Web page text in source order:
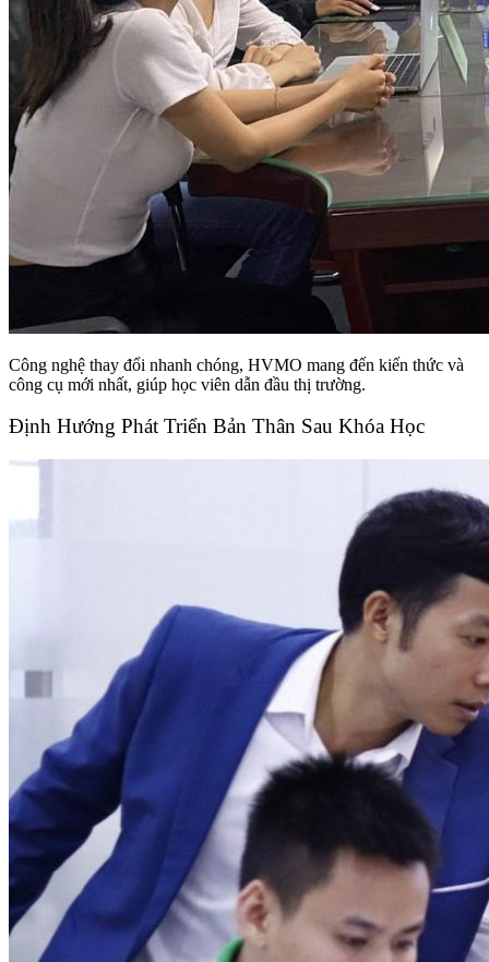
Công nghệ thay đổi nhanh chóng, HVMO mang đến kiến thức và
công cụ mới nhất, giúp học viên dẫn đầu thị trường.
Định Hướng Phát Triển Bản Thân Sau Khóa Học